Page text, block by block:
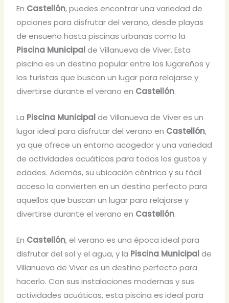
En Castellón, puedes encontrar una variedad de
opciones para disfrutar del verano, desde playas
de ensueño hasta piscinas urbanas como la
Piscina Municipalde Villanueva de Viver. Esta
piscina es un destino popular entre los lugareños y
los turistas que buscan un lugar para relajarse y
divertirse durante el verano en Castellón.
La Piscina Municipalde Villanueva de Viver es un
lugar ideal para disfrutar del verano en Castellón,
ya que ofrece un entorno acogedor y una variedad
de actividades acuáticas para todos los gustos y
edades. Además, su ubicación céntrica y su fácil
acceso la convierten en un destino perfecto para
aquellos que buscan un lugar para relajarse y
divertirse durante el verano en Castellón.
En Castellón, el verano es una época ideal para
disfrutar del sol y el agua, y la Piscina Municipalde
Villanueva de Viver es un destino perfecto para
hacerlo. Con sus instalaciones modernas y sus
actividades acuáticas, esta piscina es ideal para